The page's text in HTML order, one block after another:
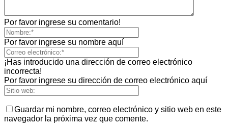
Por favor ingrese su comentario!
Por favor ingrese su nombre aquí
¡Has introducido una dirección de correo electrónico
incorrecta!
Por favor ingrese su dirección de correo electrónico aquí
Guardar mi nombre, correo electrónico y sitio web en este
navegador la próxima vez que comente.